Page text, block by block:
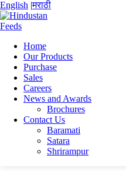
English |मराठी
Home
Our Products
Purchase
Sales
Careers
News and Awards
Brochures
Contact Us
Baramati
Satara
Shrirampur
Home
DEEP SAMANTA
C V